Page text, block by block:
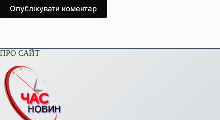
Опублікувати коментар
ПРО САЙТ